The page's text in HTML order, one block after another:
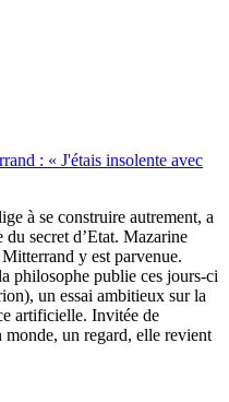
: « J'étais insolente avec
à se construire autrement, a
secret d’Etat. Mazarine
y est parvenue.
philosophe publie ces jours-ci
un essai ambitieux sur la
artificielle. Invitée de
monde, un regard, elle revient